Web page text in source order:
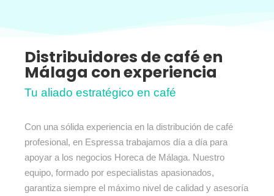
Distribuidores de café en
Málaga con experiencia
Tu aliado estratégico en café
Con una sólida experiencia en la distribución de café
profesional, en Espressa trabajamos día a día para
apoyar a los negocios Horeca de Málaga. Nuestro
equipo, formado por especialistas apasionados,
garantiza siempre el máximo nivel de calidad y asesoría